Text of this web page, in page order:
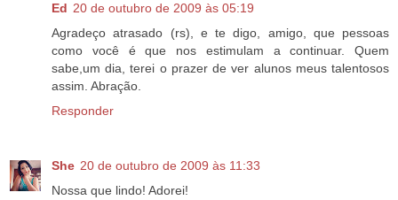
Ed 20 de outubro de 2009 às 05:19
Agradeço atrasado (rs), e te digo, amigo, que pessoas
como você é que nos estimulam a continuar. Quem
sabe,um dia, terei o prazer de ver alunos meus talentosos
assim. Abração.
Responder
She 20 de outubro de 2009 às 11:33
Nossa que lindo! Adorei!